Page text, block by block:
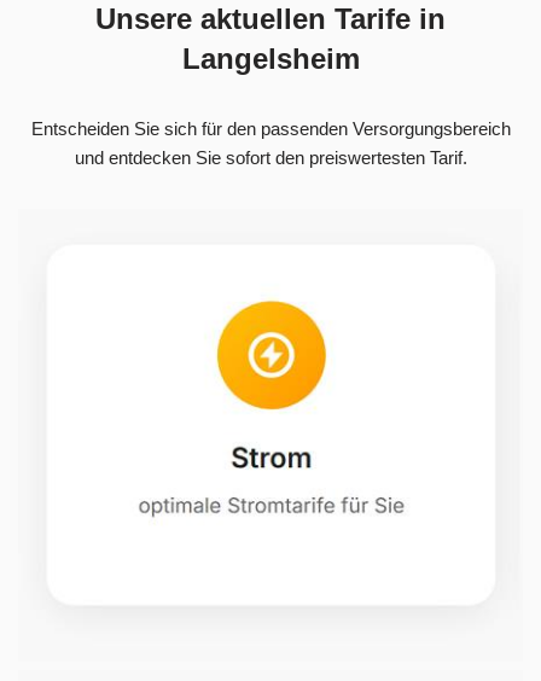
Unsere aktuellen Tarife in
Langelsheim
Entscheiden Sie sich für den passenden Versorgungsbereich
und entdecken Sie sofort den preiswertesten Tarif.